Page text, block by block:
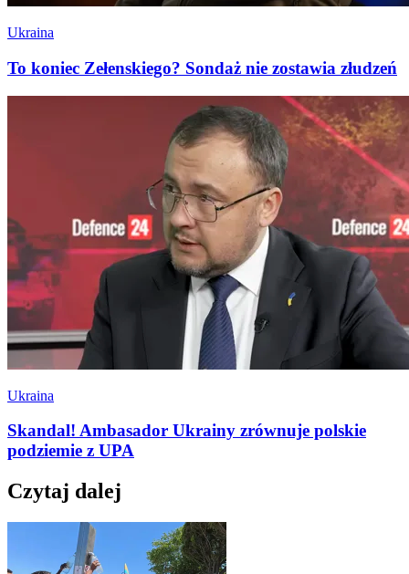
Ukraina
To koniec Zełenskiego? Sondaż nie zostawia złudzeń
Ukraina
Skandal! Ambasador Ukrainy zrównuje polskie
podziemie z UPA
Czytaj dalej